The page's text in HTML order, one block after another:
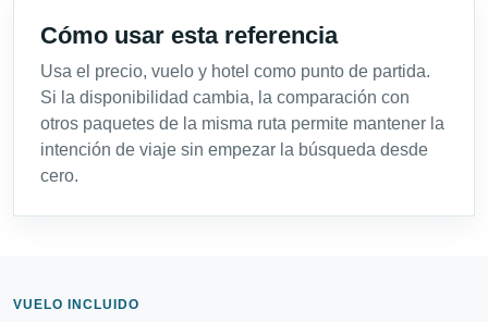
Cómo usar esta referencia
Usa el precio, vuelo y hotel como punto de partida.
Si la disponibilidad cambia, la comparación con
otros paquetes de la misma ruta permite mantener la
intención de viaje sin empezar la búsqueda desde
cero.
VUELO INCLUIDO